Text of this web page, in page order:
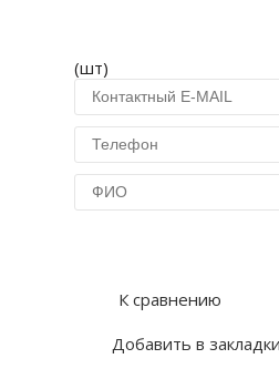
(шт)
К сравнению
Добавить в закладки